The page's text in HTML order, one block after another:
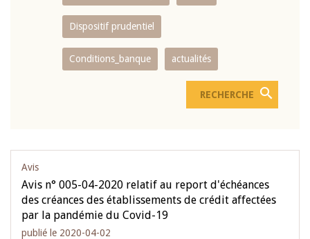
Dispositif prudentiel
Conditions_banque actualités
Avis
Avis n° 005-04-2020 relatif au report d'échéances
des créances des établissements de crédit affectées
par la pandémie du Covid-19
publié le 2020-04-02